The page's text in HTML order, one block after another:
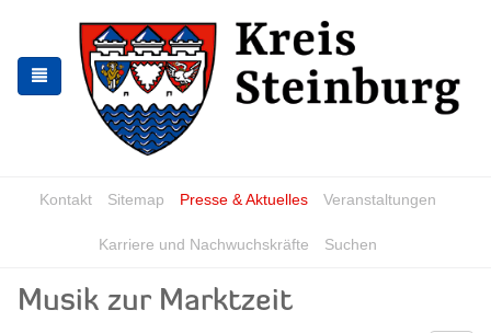
springen
springen
Kontakt Sitemap Presse & Aktuelles Veranstaltungen
Karriere und Nachwuchskräfte Suchen
Musik zur Marktzeit